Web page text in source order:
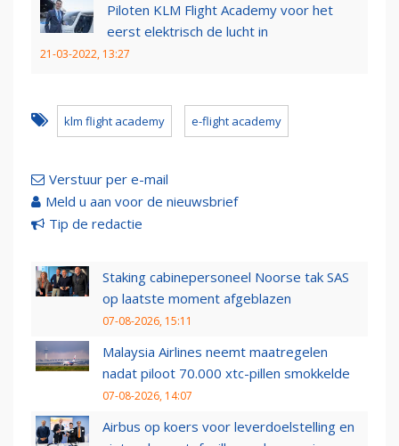
Piloten KLM Flight Academy voor het
eerst elektrisch de lucht in
21-03-2022, 13:27
klm flight academy e-flight academy
Verstuur per e-mail
Meld u aan voor de nieuwsbrief
Tip de redactie
Staking cabinepersoneel Noorse tak SAS
op laatste moment afgeblazen
07-08-2026, 15:11
Malaysia Airlines neemt maatregelen
nadat piloot 70.000 xtc-pillen smokkelde
07-08-2026, 14:07
Airbus op koers voor leverdoelstelling en